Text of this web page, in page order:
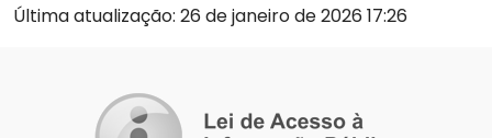
Última atualização: 26 de janeiro de 2026 17:26